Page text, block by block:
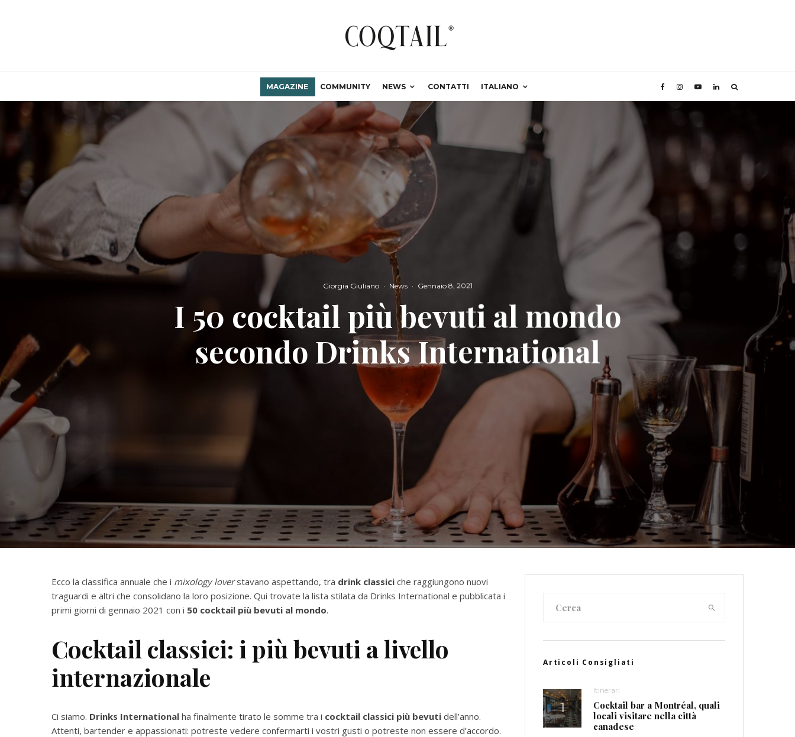
MAGAZINE COMMUNITY NEWS CONTATTI ITALIANO
Giorgia Giuliano · News · Gennaio 8, 2021
I 50 cocktail più bevuti al mondo
secondo Drinks International
Ecco la classifica annuale che i mixology loverstavano aspettando, tra drink classici che raggiungono nuovi
traguardi e altri che consolidano la loro posizione. Qui trovate la lista stilata da Drinks International e pubblicata i
primi giorni di gennaio 2021 con i 50 cocktail più bevuti al mondo.
Cocktail classici: i più bevuti a livello
internazionale
Ci siamo. Drinks International ha finalmente tirato le somme tra i cocktail classici più bevuti dell’anno.
Attenti, bartender e appassionati: potreste vedere confermarti i vostri gusti o potreste non essere d’accordo.
Articoli Consigliati
Itinerari
Cocktail bar a Montréal, quali
locali visitare nella città
canadese